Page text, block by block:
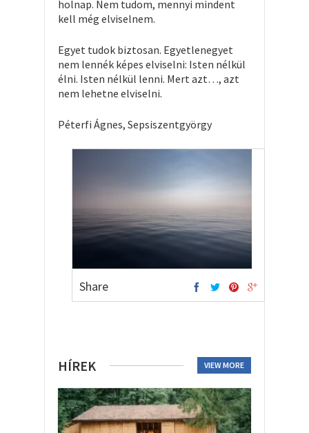
holnap. Nem tudom, mennyi mindent
kell még elviselnem.
Egyet tudok biztosan. Egyetlenegyet
nem lennék képes elviselni: Isten nélkül
élni. Isten nélkül lenni. Mert azt…, azt
nem lehetne elviselni.
Péterfi Ágnes, Sepsiszentgyörgy
Share
HÍREK VIEW MORE